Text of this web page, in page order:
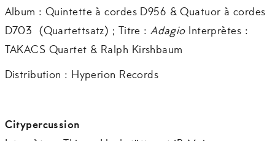
Album : Quintette à cordes D956 & Quatuor à cordes
D703 (Quartettsatz) ; Titre :AdagioInterprètes :
TAKACS Quartet & Ralph Kirshbaum
Distribution : Hyperion Records
Citypercussion